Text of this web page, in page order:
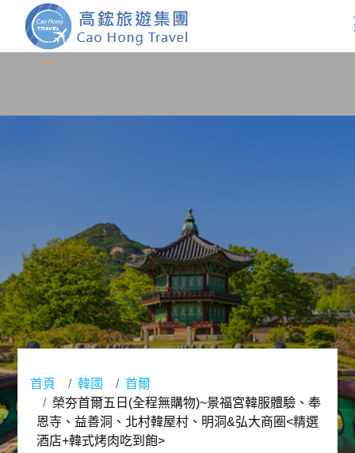
團體旅遊
關於我們
客製服務
會員登入
首頁 韓國
首爾
榮夯首爾五日(全程無購物)~景福宮韓服體驗、奉
恩寺、益善洞、北村韓屋村、明洞&弘大商圈<精選
酒店+韓式烤肉吃到飽>